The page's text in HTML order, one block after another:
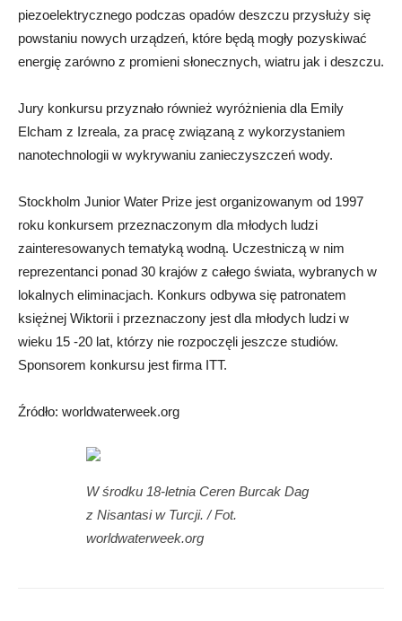
piezoelektrycznego podczas opadów deszczu przysłuży się
powstaniu nowych urządzeń, które będą mogły pozyskiwać
energię zarówno z promieni słonecznych, wiatru jak i deszczu.
Jury konkursu przyznało również wyróżnienia dla Emily
Elcham z Izreala, za pracę związaną z wykorzystaniem
nanotechnologii w wykrywaniu zanieczyszczeń wody.
Stockholm Junior Water Prize jest organizowanym od 1997
roku konkursem przeznaczonym dla młodych ludzi
zainteresowanych tematyką wodną. Uczestniczą w nim
reprezentanci ponad 30 krajów z całego świata, wybranych w
lokalnych eliminacjach. Konkurs odbywa się patronatem
księżnej Wiktorii i przeznaczony jest dla młodych ludzi w
wieku 15 -20 lat, którzy nie rozpoczęli jeszcze studiów.
Sponsorem konkursu jest firma ITT.
Źródło: worldwaterweek.org
W środku 18-letnia Ceren Burcak Dag
z Nisantasi w Turcji. / Fot.
worldwaterweek.org